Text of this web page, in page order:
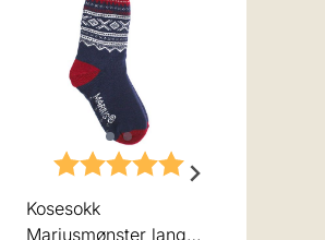
5 muligeKarakter: 5.0 av 5 mulige
Kosesokk
Mariusmønster lang